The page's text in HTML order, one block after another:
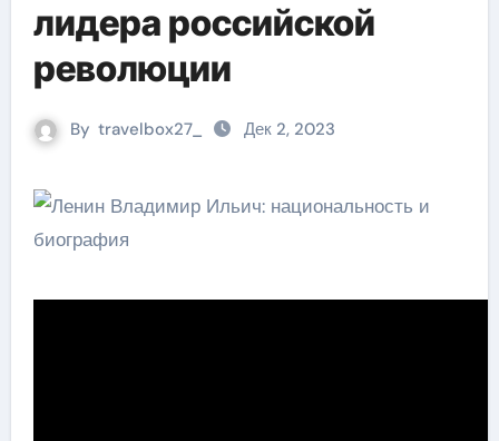
лидера российской
революции
By travelbox27_ Дек 2, 2023